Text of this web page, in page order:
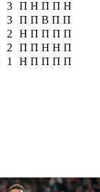
3 П Н П П Н
3 П П В П П
2 Н П П П П
2 П П Н Н П
1 Н П П П П